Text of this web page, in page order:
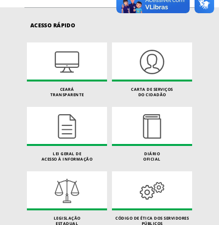
ACESSO RÁPIDO
CEARÁ
TRANSPARENTE
CARTA DE SERVIÇOS
DO CIDADÃO
LEI GERAL DE
ACESSO À INFORMAÇÃO
DIÁRIO
OFICIAL
LEGISLAÇÃO
ESTADUAL
CÓDIGO DE ÉTICA DOS SERVIDORES
PÚBLICOS